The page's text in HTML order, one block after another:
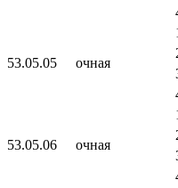
53.05.05 очная
53.05.06 очная